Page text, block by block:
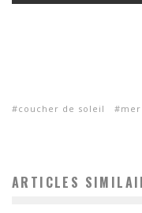
coucher de soleil mer
ARTICLES